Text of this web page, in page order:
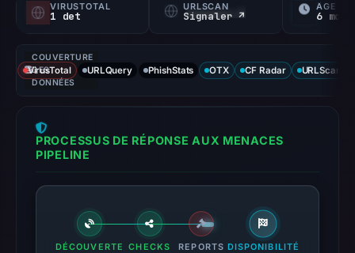
VIRUSTOTAL
1 det
URLSCAN
Signaler ↗
ÂGE
6 mo
COUVERTURE
DES
DONNÉES
VirusTotal URLQuery PhishStats OTX CF Radar URLScan
PROCESSUS DE RÉPONSE AUX MENACES
PIPELINE
DÉCOUVERTE CHECKS REPORTS DISPONIBILITÉ